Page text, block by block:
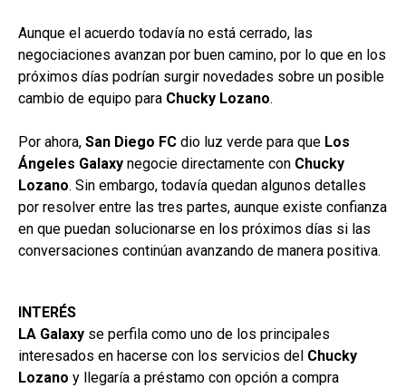
Aunque el acuerdo todavía no está cerrado, las
negociaciones avanzan por buen camino, por lo que en los
próximos días podrían surgir novedades sobre un posible
cambio de equipo para Chucky Lozano.
Por ahora, San Diego FC dio luz verde para que Los
Ángeles Galaxy negocie directamente con Chucky
Lozano. Sin embargo, todavía quedan algunos detalles
por resolver entre las tres partes, aunque existe confianza
en que puedan solucionarse en los próximos días si las
conversaciones continúan avanzando de manera positiva.
INTERÉS
LA Galaxy se perfila como uno de los principales
interesados en hacerse con los servicios del Chucky
Lozano y llegaría a préstamo con opción a compra